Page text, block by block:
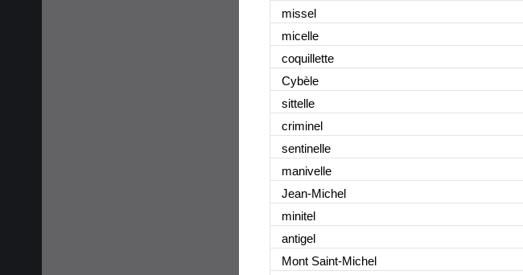
missel
micelle
coquillette
Cybèle
sittelle
criminel
sentinelle
manivelle
Jean-Michel
minitel
antigel
Mont Saint-Michel